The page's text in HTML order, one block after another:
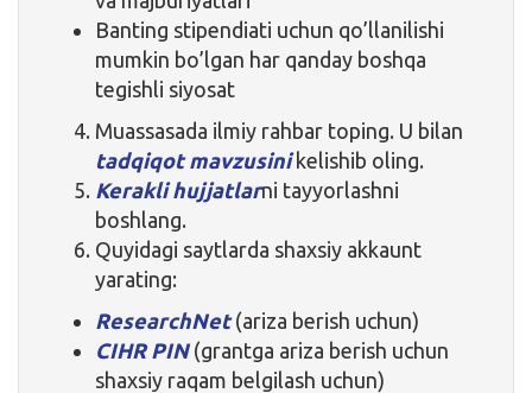
Banting stipendiati uchun qo’llanilishi
mumkin bo’lgan har qanday boshqa
tegishli siyosat
Muassasada ilmiy rahbar toping. U bilan
tadqiqot mavzusinikelishib oling.
Kerakli hujjatlarni tayyorlashni
boshlang.
Quyidagi saytlarda shaxsiy akkaunt
yarating:
ResearchNet(ariza berish uchun)
CIHR PIN(grantga ariza berish uchun
shaxsiy raqam belgilash uchun)